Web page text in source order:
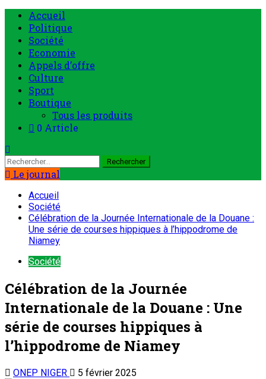
Accueil
Politique
Société
Economie
Appels d’offre
Culture
Sport
Boutique
Tous les produits
0 Article
Le journal
Accueil
Société
Célébration de la Journée Internationale de la Douane :
Une série de courses hippiques à l’hippodrome de
Niamey
Société
Célébration de la Journée
Internationale de la Douane : Une
série de courses hippiques à
l’hippodrome de Niamey
ONEP NIGER 5 février 2025